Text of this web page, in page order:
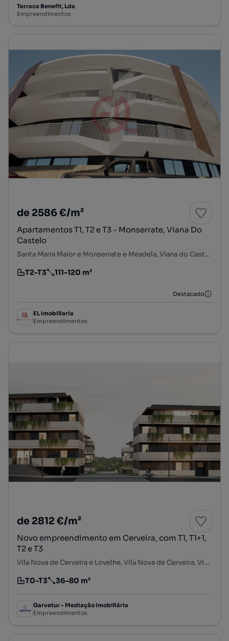
Terrace Benefit, Lda
Empreendimentos
de 2586 €/m²
Apartamentos T1, T2 e T3 - Monserrate, Viana Do
Castelo
Santa Maria Maior e Monserrate e Meadela, Viana do Castelo, Viana do Castelo
Tipologia
T2-T3
Preço por metro quadrado
111-120 m²
Destacado
EL Imobiliaria
Empreendimentos
de 2812 €/m²
Novo empreendimento em Cerveira, com T1, T1+1,
T2 e T3
Vila Nova de Cerveira e Lovelhe, Vila Nova de Cerveira, Viana do Castelo
Tipologia
T0-T3
Preço por metro quadrado
36-80 m²
Garvetur - Mediação Imobiliária
Empreendimentos